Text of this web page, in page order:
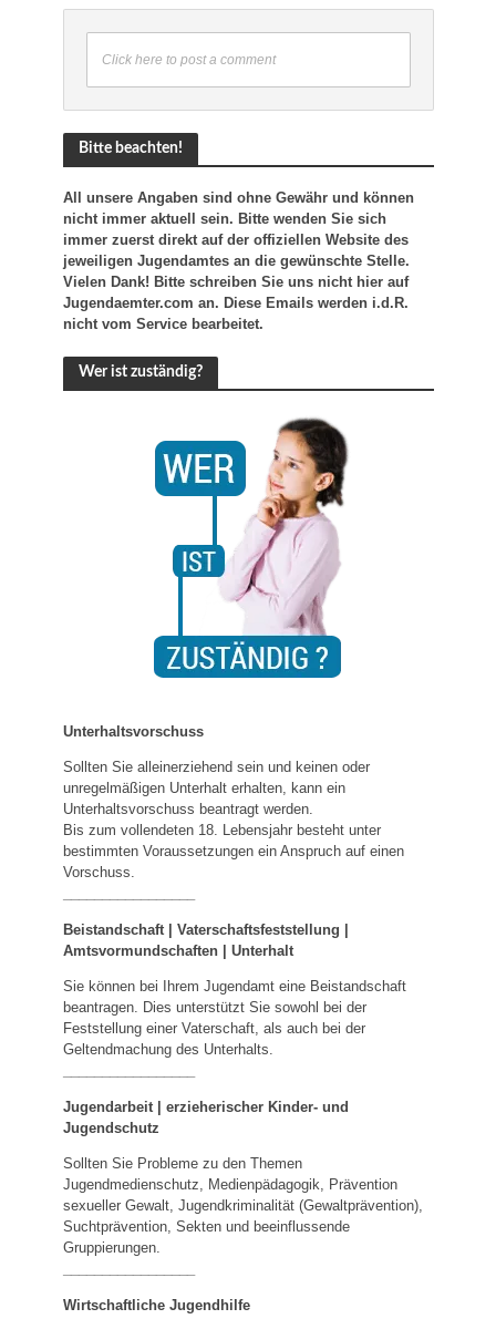
Click here to post a comment
Bitte beachten!
All unsere Angaben sind ohne Gewähr und können
nicht immer aktuell sein. Bitte wenden Sie sich
immer zuerst direkt auf der offiziellen Website des
jeweiligen Jugendamtes an die gewünschte Stelle.
Vielen Dank! Bitte schreiben Sie uns nicht hier auf
Jugendaemter.com an. Diese Emails werden i.d.R.
nicht vom Service bearbeitet.
Wer ist zuständig?
Unterhaltsvorschuss
Sollten Sie alleinerziehend sein und keinen oder
unregelmäßigen Unterhalt erhalten, kann ein
Unterhaltsvorschuss beantragt werden.
Bis zum vollendeten 18. Lebensjahr besteht unter
bestimmten Voraussetzungen ein Anspruch auf einen
Vorschuss.
Beistandschaft | Vaterschaftsfeststellung |
Amtsvormundschaften| Unterhalt
Sie können bei Ihrem Jugendamt eine Beistandschaft
beantragen. Dies unterstützt Sie sowohl bei der
Feststellung einer Vaterschaft, als auch bei der
Geltendmachung des Unterhalts.
Jugendarbeit | erzieherischer Kinder- und
Jugendschutz
Sollten Sie Probleme zu den Themen
Jugendmedienschutz, Medienpädagogik, Prävention
sexueller Gewalt, Jugendkriminalität (Gewaltprävention),
Suchtprävention, Sekten und beeinflussende
Gruppierungen.
Wirtschaftliche Jugendhilfe